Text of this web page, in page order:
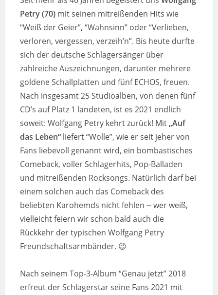
Petry (70) mit seinen mitreißenden Hits wie
“Weiß der Geier”, “Wahnsinn” oder “Verlieben,
verloren, vergessen, verzeih’n”. Bis heute durfte
sich der deutsche Schlagersänger über
zahlreiche Auszeichnungen, darunter mehrere
goldene Schallplatten und fünf ECHOS, freuen.
Nach insgesamt 25 Studioalben, von denen fünf
CD’s auf Platz 1 landeten, ist es 2021 endlich
soweit: Wolfgang Petry kehrt zurück! Mit„Auf
das Leben“ liefert “Wolle”, wie er seit jeher von
Fans liebevoll genannt wird, ein bombastisches
Comeback, voller Schlagerhits, Pop-Balladen
und mitreißenden Rocksongs. Natürlich darf bei
einem solchen auch das Comeback des
beliebten Karohemds nicht fehlen ⎼ wer weiß,
vielleicht feiern wir schon bald auch die
Rückkehr der typischen Wolfgang Petry
Freundschaftsarmbänder. 😉
Nach seinem Top-3-Album “Genau jetzt” 2018
erfreut der Schlagerstar seine Fans 2021 mit